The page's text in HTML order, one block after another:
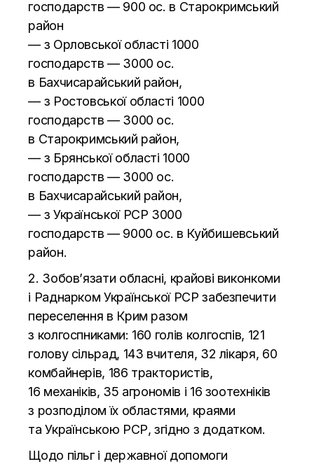
господарств —900 ос. в Старокримський
район
— з Орловської області 1000
господарств —3000 ос.
в Бахчисарайський район,
— з Ростовської області 1000
господарств —3000 ос.
в Старокримський район,
— з Брянської області 1000
господарств —3000 ос.
в Бахчисарайський район,
— з Української РСР 3000
господарств —9000 ос. в Куйбишевський
район.
2. Зобов’язати обласні, крайові виконкоми
і Раднарком Української РСР забезпечити
переселення в Крим разом
з колгоспниками: 160 голів колгоспів, 121
голову сільрад, 143 вчителя, 32 лікаря, 60
комбайнерів, 186 трактористів,
16 механіків, 35 агрономів і 16 зоотехніків
з розподілом їх областями, краями
та Українською РСР, згідно з додатком.
Щодо пільг і державної допомоги